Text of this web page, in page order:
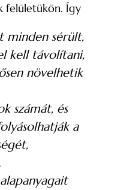
felületükön. Így
minden sérült,
kell távolítani,
növelhetik
számát, és
a